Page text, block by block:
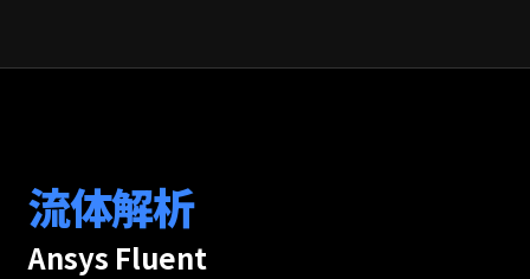
流体解析
Ansys Fluent